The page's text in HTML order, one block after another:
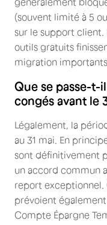
(souvent limité à 5
sur le support client.
outils gratuits
migration
Que se passe-t-
congés avant le
Légalement, la
au 31 mai. En
sont définitivement
un accord commun
report exceptionnel.
prévoient
Compte Épargne